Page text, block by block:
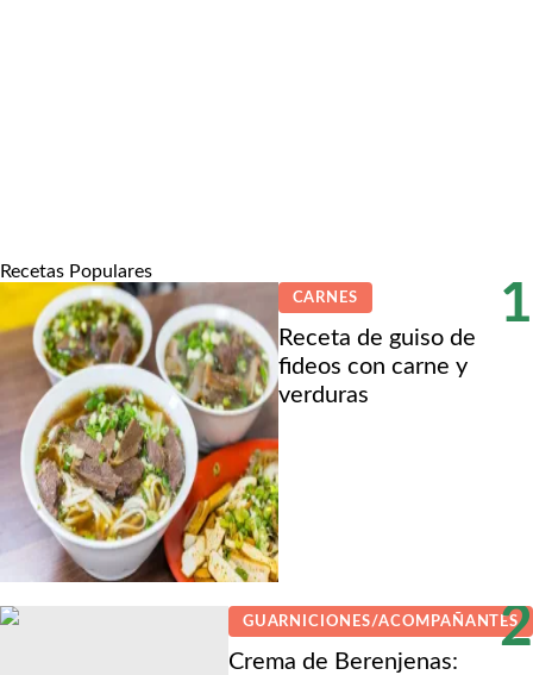
Recetas Populares
1
CARNES
Receta de guiso de
fideos con carne y
verduras
2
GUARNICIONES/ACOMPAÑANTES
Crema de Berenjenas: